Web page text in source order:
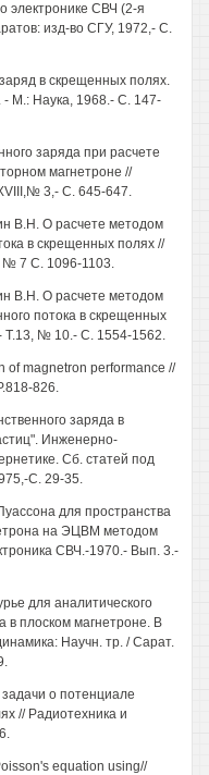
электронике СВЧ (2-я
изд-во СГУ, 1972,- С.
в скрещенных полях.
- М.: Наука, 1968.- С. 147-
заряда при расчете
магнетроне //
3,- С. 645-647.
В.Н. О расчете методом
в скрещенных полях //
№ 7 С. 1096-1103.
В.Н. О расчете методом
потока в скрещенных
Т.13, № 10.- С. 1554-1562.
of magnetron performance //
826.
заряда в
Инженерно-
Сб. статей под
С. 29-35.
для пространства
на ЭЦВМ методом
СВЧ.-1970.- Вып. 3.-
для аналитического
в плоском магнетроне. В
Научн. тр. / Сарат.
о потенциале
// Радиотехника и
equation using//